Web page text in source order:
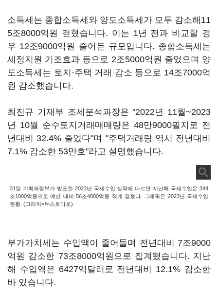
소득세는 종합소득세와 양도소득세가 모두 감소해11
5조8000억원 걷혔습니다. 이는 1년 전과 비교할 경
우 12조9000억원 줄어든 규모입니다. 종합소득세는
세정지원 기조효과 등으로 2조5000억원 줄었으며 양
도소득세는 토지·주택 거래 감소 등으로 14조7000억
원 감소했습니다.
최진규 기재부 조세분석과장은 "2022년 11월~2023
년 10월 순수토지거래매매량은 48만9000필지로 전
년대비 32.4% 줄었다"며 "주택거래량 역시 전년대비
7.1% 감소한 53만호"라고 설명했습니다.
31일 기획재정부가 발표한 2023년 국세수입 실적에 따르면 지난해 국세수입은 344
조1000억원으로 예산 대비 56조4000억원 적게 걷혔다. 그래픽은 2023년 국세수입
현황. (그래픽=뉴스토마토)
부가가치세는 수입액이 줄어들며 전년대비 7조9000
억원 감소한 73조8000억원으로 집계됐습니다. 지난
해 수입액은 6427억달러로 전년대비 12.1% 감소한
바 있습니다.